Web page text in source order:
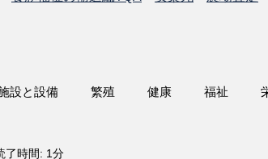
設と設備 繁殖 健康 福祉
了時間: 1分